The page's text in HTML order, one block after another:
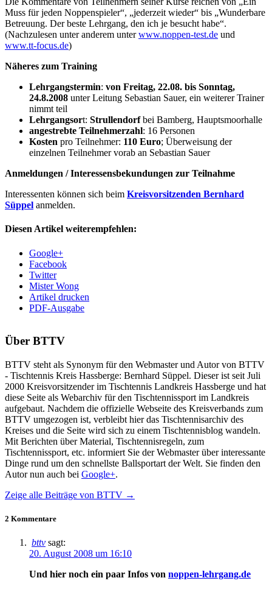
Muss für jeden Noppenspieler“, „jederzeit wieder“ bis „Wunderbare
Betreuung. Der beste Lehrgang, den ich je besucht habe“.
(Nachzulesen unter anderem unterwww.noppen-test.de und
www.tt-focus.de)
Näheres zum Training
Lehrgangstermin: von Freitag, 22.08. bis Sonntag,
24.8.2008 unter Leitung Sebastian Sauer, ein weiterer Trainer
nimmt teil
Lehrgangsort: Strullendorfbei Bamberg, Hauptsmoorhalle
angestrebte Teilnehmerzahl: 16 Personen
Kosten pro Teilnehmer: 110 Euro; Überweisung der
einzelnen Teilnehmer vorab an Sebastian Sauer
Anmeldungen / Interessensbekundungen zur Teilnahme
Interessenten können sich beim Kreisvorsitzenden Bernhard
Süppel anmelden.
Diesen Artikel weiterempfehlen:
Google+
Facebook
Twitter
Mister Wong
Artikel drucken
PDF-Ausgabe
Über BTTV
BTTV steht als Synonym für den Webmaster und Autor von BTTV
- Tischtennis Kreis Hassberge: Bernhard Süppel. Dieser ist seit Juli
2000 Kreisvorsitzender im Tischtennis Landkreis Hassberge und hat
diese Seite als Webarchiv für den Tischtennissport im Landkreis
aufgebaut. Nachdem die offizielle Webseite des Kreisverbands zum
BTTV umgezogen ist, verbleibt hier das Tischtennisarchiv des
Kreises und die Seite wird sich zu einem Tischtennisblog wandeln.
Mit Berichten über Material, Tischtennisregeln, zum
Tischtennissport, etc. informiert Sie der Webmaster über interessante
Dinge rund um den schnellste Ballsportart der Welt. Sie finden den
Autor nun auch bei Google+.
Zeige alle Beiträge von BTTV →
2 Kommentare
bttv sagt:
20. August 2008 um 16:10
Und hier noch ein paar Infos von noppen-lehrgang.de